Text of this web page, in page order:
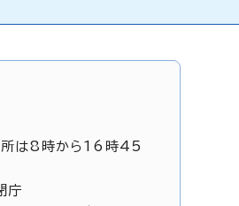
所は8時から16時45
庁